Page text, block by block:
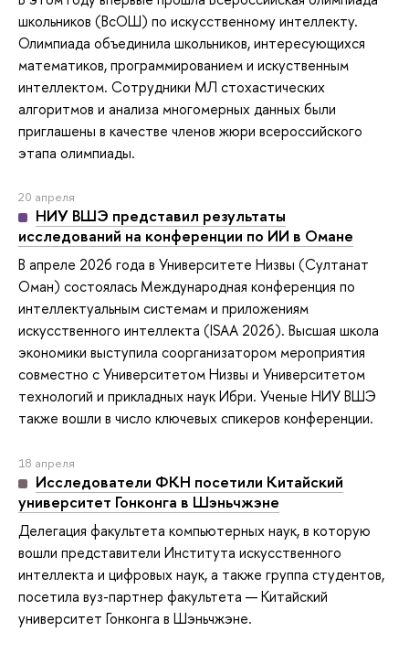
школьников (ВсОШ) по искусственному интеллекту.
Олимпиада объединила школьников, интересующихся
математиков, программированием и искуственным
интеллектом. Сотрудники МЛ стохастических
алгоритмов и анализа многомерных данных были
приглашены в качестве членов жюри всероссийского
этапа олимпиады.
20 апреля
НИУ ВШЭ представил результаты
исследований на конференции по ИИ в Омане
В апреле 2026 года в Университете Низвы (Султанат
Оман) состоялась Международная конференция по
интеллектуальным системам и приложениям
искусственного интеллекта (ISAA 2026). Высшая школа
экономики выступила соорганизатором мероприятия
совместно с Университетом Низвы и Университетом
технологий и прикладных наук Ибри. Ученые НИУ ВШЭ
также вошли в число ключевых спикеров конференции.
18 апреля
Исследователи ФКН посетили Китайский
университет Гонконга в Шэньчжэне
Делегация факультета компьютерных наук, в которую
вошли представители Института искусственного
интеллекта и цифровых наук, а также группа студентов,
посетила вуз-партнер факультета — Китайский
университет Гонконга в Шэньчжэне.